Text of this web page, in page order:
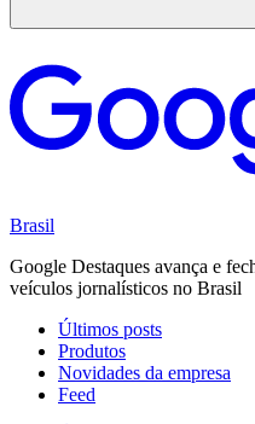
Brasil
Google Destaques avança e
veículos jornalísticos no Brasil
Últimos posts
Produtos
Novidades da empresa
Feed